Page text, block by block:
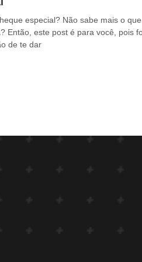
especial? Não sabe mais o que
Então, este post é para você, pois
de te dar